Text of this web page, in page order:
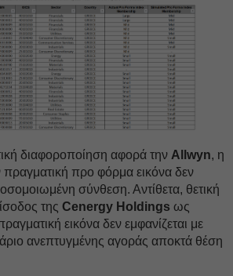
διαφοροποίηση αφορά την Allwyn, η
προ φόρμα εικόνα δεν
σύνθεση. Αντίθετα, θετική
της Cenergy Holdings ως
εικόνα δεν εμφανίζεται με
ανεπτυγμένης αγοράς αποκτά θέση